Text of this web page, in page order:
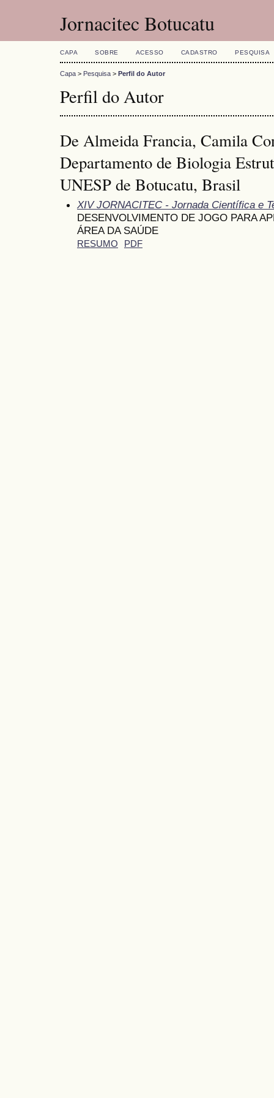
Jornacitec Botucatu
CAPA SOBRE ACESSO CADASTRO PESQUISA
Capa > Pesquisa > Perfil do Autor
Perfil do Autor
De Almeida Francia, Camila
Departamento de Biologia
UNESP de Botucatu, Brasil
XIV JORNACITEC - Jornada Científica e
DESENVOLVIMENTO DE JOGO PARA
ÁREA DA SAÚDE
RESUMO PDF